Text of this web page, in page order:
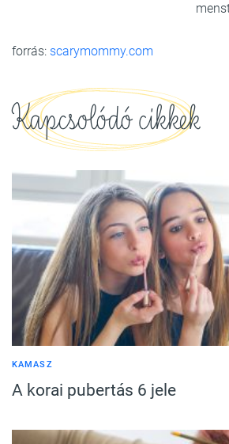
forrás: scarymommy.com
Kapcsolódó cikkek
KAMASZ
A korai pubertás 6 jele